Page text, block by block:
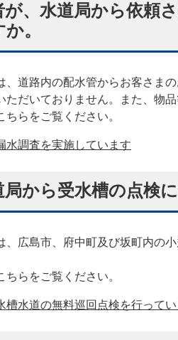
が、水道局から依頼
。
、道路内の配水管からお客さま
ただいておりません。また、物
ちらをご覧ください。
水調査を実施しています
局から受水槽の点検
、広島市、府中町及び坂町内の
ちらをご覧ください。
槽水道の無料巡回点検を行って